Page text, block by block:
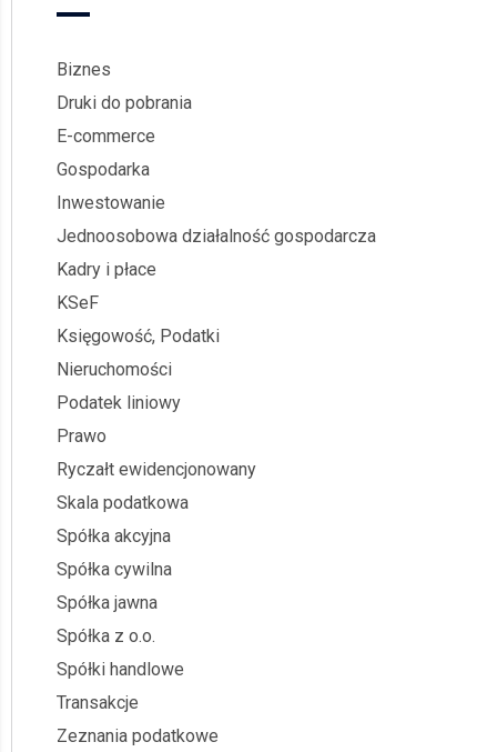
Biznes
Druki do pobrania
E-commerce
Gospodarka
Inwestowanie
Jednoosobowa działalność gospodarcza
Kadry i płace
KSeF
Księgowość, Podatki
Nieruchomości
Podatek liniowy
Prawo
Ryczałt ewidencjonowany
Skala podatkowa
Spółka akcyjna
Spółka cywilna
Spółka jawna
Spółka z o.o.
Spółki handlowe
Transakcje
Zeznania podatkowe